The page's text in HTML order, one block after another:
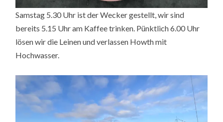
Samstag 5.30 Uhr ist der Wecker gestellt, wir sind
bereits 5.15 Uhr am Kaffee trinken. Pünktlich 6.00 Uhr
lösen wir die Leinen und verlassen Howth mit
Hochwasser.